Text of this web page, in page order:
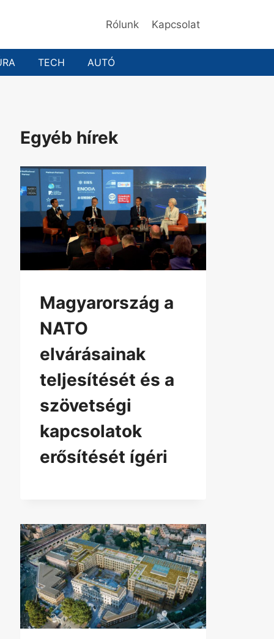
Rólunk Kapcsolat
TECH AUTÓ
Egyéb hírek
Magyarország a
NATO
elvárásainak
teljesítését és a
szövetségi
kapcsolatok
erősítését ígéri